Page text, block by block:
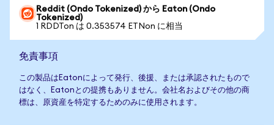
Reddit (Ondo Tokenized) から Eaton (Ondo
Tokenized)
1 RDDTon は 0.353574 ETNon に相当
免責事項
この製品はEatonによって発行、後援、または承認されたもので
はなく、Eatonとの提携もありません。会社名およびその他の商
標は、原資産を特定するためのみに使用されます。